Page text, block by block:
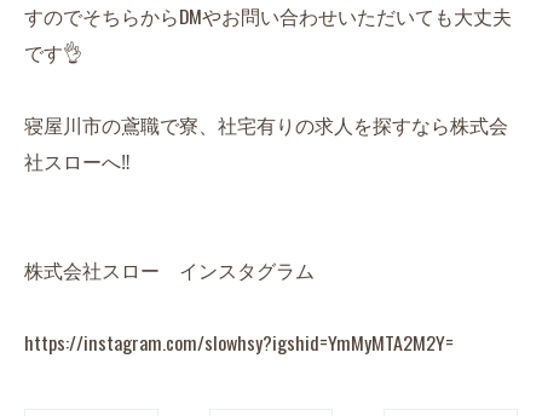
すのでそちらからDMやお問い合わせいただいても大丈夫
です👌
寝屋川市の鳶職で寮、社宅有りの求人を探すなら株式会
社スローへ‼️
株式会社スロー インスタグラム
https://instagram.com/slowhsy?igshid=YmMyMTA2M2Y=